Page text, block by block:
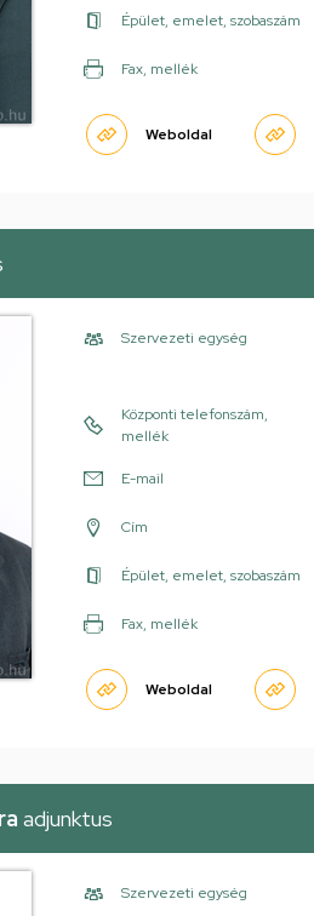
Épület, emelet, szobaszám
Fax, mellék
Weboldal
Szervezeti egység
Központi telefonszám,
mellék
E-mail
Cím
Épület, emelet, szobaszám
Fax, mellék
Weboldal
adjunktus
Szervezeti egység